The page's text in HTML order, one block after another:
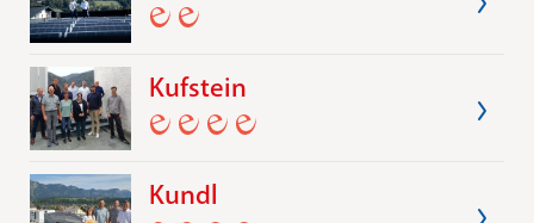
Kufstein
Kundl